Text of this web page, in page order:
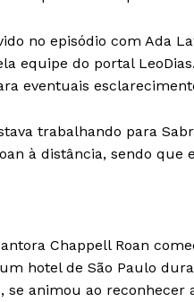
no episódio com Ada
equipe do portal
eventuais
trabalhando para
à distância, sendo que
Chappell Roan
hotel de São Paulo
se animou ao